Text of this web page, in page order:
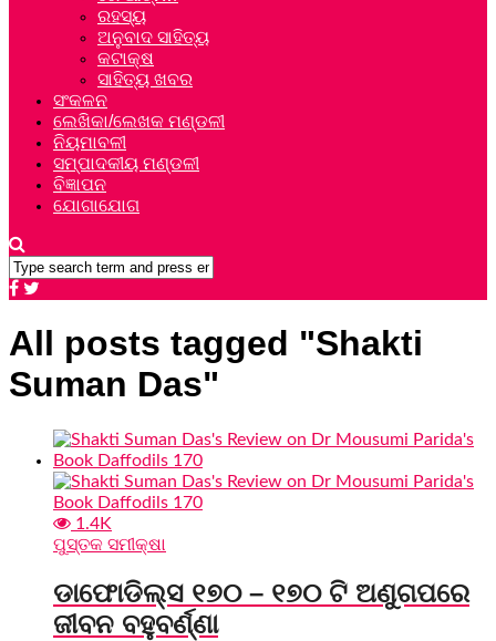
ରହସ୍ୟ
ଅନୁବାଦ ସାହିତ୍ୟ
କଟାକ୍ଷ
ସାହିତ୍ୟ ଖବର
ସଂକଳନ
ଲେଖିକା/ଲେଖକ ମଣ୍ଡଳୀ
ନିୟମାବଳୀ
ସମ୍ପାଦକୀୟ ମଣ୍ଡଳୀ
ବିଜ୍ଞାପନ
ଯୋଗାଯୋଗ
All posts tagged "Shakti
Suman Das"
1.4K
ପୁସ୍ତକ ସମୀକ୍ଷା
ଡାଫୋଡିଲ୍ସ ୧୭୦ – ୧୭୦ ଟି ଅଣୁଗପରେ
ଜୀବନ ବହୁବର୍ଣ୍ଣା